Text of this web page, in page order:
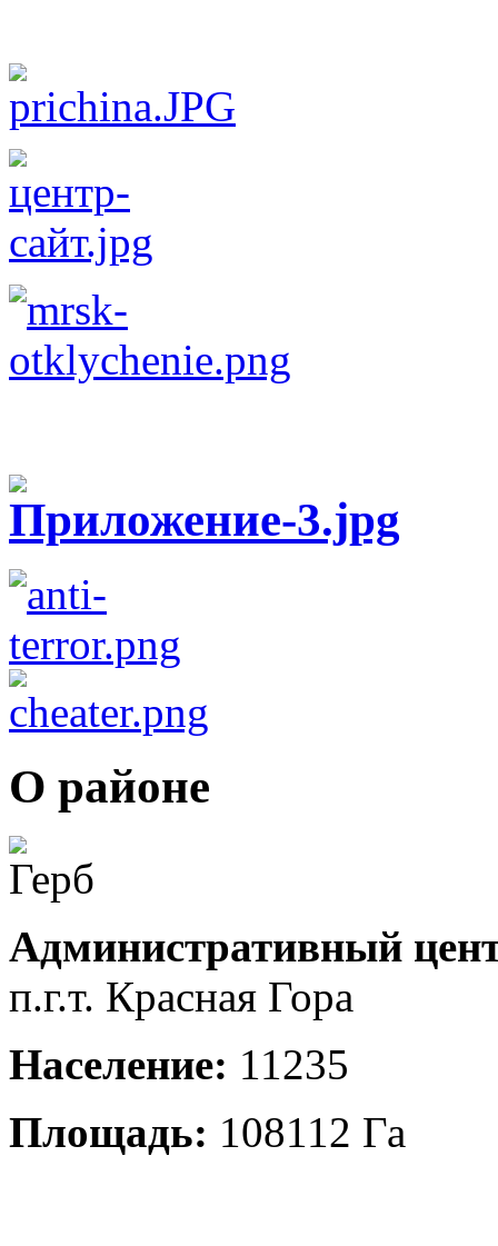
О районе
Административный
п.г.т. Красная Гора
Население: 11235
Площадь: 108112 Га